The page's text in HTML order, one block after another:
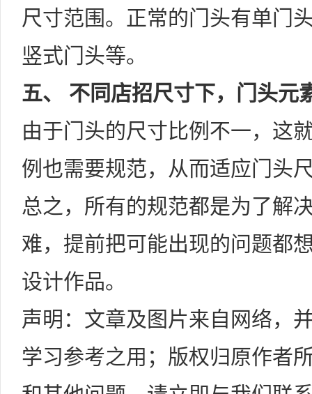
尺寸范围。正常的门头有单门
竖式门头等。
五、 不同店招尺寸下，门头元
由于门头的尺寸比例不一，这
例也需要规范，从而适应门头
总之，所有的规范都是为了解
难，提前把可能出现的问题都
设计作品。
声明：文章及图片来自网络，
学习参考之用；版权归原作者